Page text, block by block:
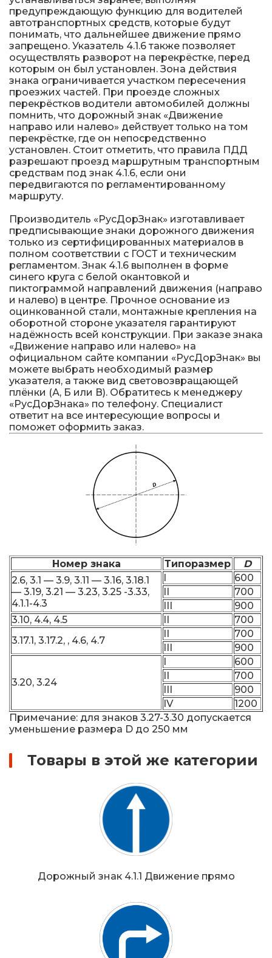
предупреждающую функцию для водителей
автотранспортных средств, которые будут
понимать, что дальнейшее движение прямо
запрещено. Указатель 4.1.6 также позволяет
осуществлять разворот на перекрёстке, перед
которым он был установлен. Зона действия
знака ограничивается участком пересечения
проезжих частей. При проезде сложных
перекрёстков водители автомобилей должны
помнить, что дорожный знак «Движение
направо или налево» действует только на том
перекрёстке, где он непосредственно
установлен. Стоит отметить, что правила ПДД
разрешают проезд маршрутным транспортным
средствам под знак 4.1.6, если они
передвигаются по регламентированному
маршруту.
Производитель «РусДорЗнак» изготавливает
предписывающие знаки дорожного движения
только из сертифицированных материалов в
полном соответствии с ГОСТ и техническим
регламентом. Знак 4.1.6 выполнен в форме
синего круга с белой окантовкой и
пиктограммой направлений движения (направо
и налево) в центре. Прочное основание из
оцинкованной стали, монтажные крепления на
оборотной стороне указателя гарантируют
надёжность всей конструкции. При заказе знака
«Движение направо или налево» на
официальном сайте компании «РусДорЗнак» вы
можете выбрать необходимый размер
указателя, а также вид световозвращающей
плёнки (А, Б или В). Обратитесь к менеджеру
«РусДорЗнака» по телефону. Специалист
ответит на все интересующие вопросы и
поможет оформить заказ.
Номер знака Типоразмер
D
2.6, 3.1 — 3.9, 3.11 — 3.16, 3.18.1
— 3.19, 3.21 — 3.23, 3.25 -3.33,
4.1.1-4.3
I
600
II
700
III
900
3.10, 4.4, 4.5
II
700
3.17.1, 3.17.2, , 4.6, 4.7
II
700
III
900
3.20, 3.24
I
600
II
700
III
900
IV
1200
Примечание: для знаков 3.27-3.30 допускается
уменьшение размера D до 250 мм
Товары в этой же категории
Дорожный знак 4.1.1 Движение прямо